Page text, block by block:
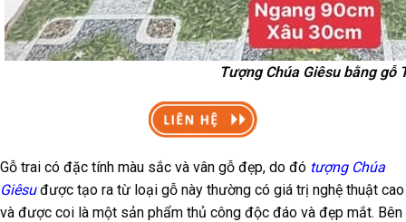
Tượng Chúa Giêsu bằng gỗ
Gỗ trai có đặc tính màu sắc và vân gỗ đẹp, do đó tượng Chúa
Giêsuđược tạo ra từ loại gỗ này thường có giá trị nghệ thuật cao
và được coi là một sản phẩm thủ công độc đáo và đẹp mắt. Bên